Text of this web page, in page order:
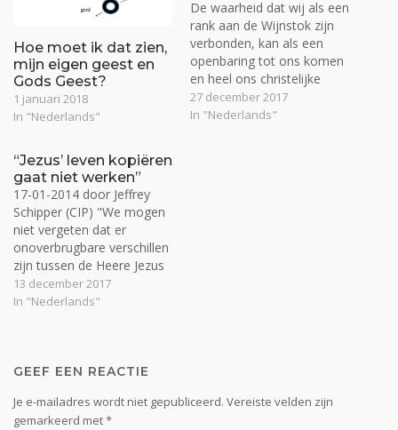
Hoe moet ik dat zien,
mijn eigen geest en
Gods Geest?
1 januari 2018
In "Nederlands"
De waarheid dat wij als een
rank aan de Wijnstok zijn
verbonden, kan als een
openbaring tot ons komen
en heel ons christelijke
leven vernieuwen. Een
prachtig voorbeeld vormt
27 december 2017
In "Nederlands"
“Jezus’ leven kopiëren
gaat niet werken”
17-01-2014 door Jeffrey
Schipper (CIP) "We mogen
niet vergeten dat er
onoverbrugbare verschillen
zijn tussen de Heere Jezus
en ons. Zijn leven kopiëren
zal dan ook niet werken.
belangrijker om te beseffen
vertelt…
13 december 2017
In "Nederlands"
GEEF EEN REACTIE
Je e-mailadres wordt niet gepubliceerd. Vereiste velden zijn
gemarkeerd met*